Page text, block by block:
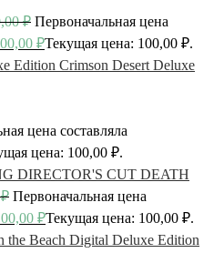
₽ Первоначальная цена
₽Текущая цена: 100,00 ₽.
Crimson Desert Deluxe
цена составляла
цена: 100,00 ₽.
DEATH
₽ Первоначальная цена
₽Текущая цена: 100,00 ₽.